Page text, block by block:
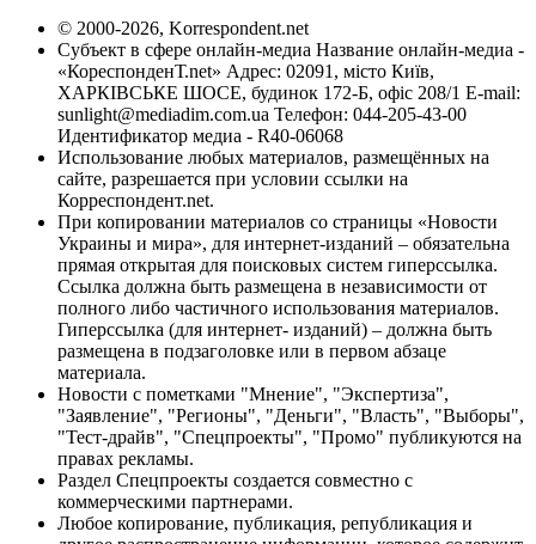
© 2000-2026, Korrespondent.net
Субъект в сфере онлайн-медиа Название онлайн-медиа -
«КореспонденТ.net» Адрес: 02091, місто Київ,
ХАРКІВСЬКЕ ШОСЕ, будинок 172-Б, офіс 208/1 E-mail:
sunlight@mediadim.com.ua Телефон: 044-205-43-00
Идентификатор медиа - R40-06068
Использование любых материалов, размещённых на
сайте, разрешается при условии ссылки на
Корреспондент.net.
При копировании материалов со страницы «Новости
Украины и мира», для интернет-изданий – обязательна
прямая открытая для поисковых систем гиперссылка.
Ссылка должна быть размещена в независимости от
полного либо частичного использования материалов.
Гиперссылка (для интернет- изданий) – должна быть
размещена в подзаголовке или в первом абзаце
материала.
Новости с пометками "Мнение", "Экспертиза",
"Заявление", "Регионы", "Деньги", "Власть", "Выборы",
"Тест-драйв", "Спецпроекты", "Промо" публикуются на
правах рекламы.
Раздел Спецпроекты создается совместно с
коммерческими партнерами.
Любое копирование, публикация, републикация и